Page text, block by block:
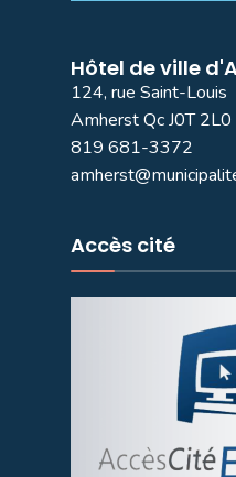
Hôtel de ville
124, rue Saint-Louis
Amherst Qc J0T 2L0
819 681-3372
Accès cité